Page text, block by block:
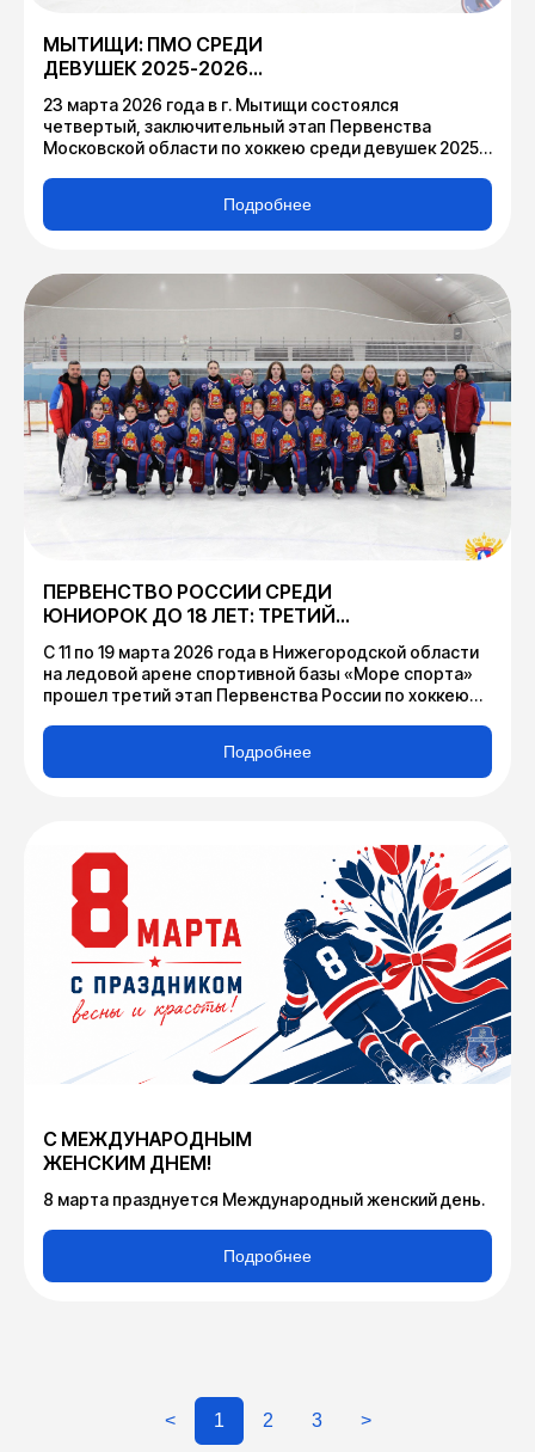
МЫТИЩИ: ПМО СРЕДИ
ДЕВУШЕК 2025-2026
ЗАВЕРШЕНО
23 марта 2026 года в г. Мытищи состоялся
четвертый, заключительный этап Первенства
Московской области по хоккею среди девушек 2025-
Подробнее
ПЕРВЕНСТВО РОССИИ СРЕДИ
ЮНИОРОК ДО 18 ЛЕТ: ТРЕТИЙ
ЭТАП
С 11 по 19 марта 2026 года в Нижегородской области
на ледовой арене спортивной базы «Море спорта»
прошел третий этап Первенства России по хоккею
Подробнее
С МЕЖДУНАРОДНЫМ
ЖЕНСКИМ ДНЕМ!
8 марта празднуется Международный женский день.
Подробнее
< 1 2 3 >